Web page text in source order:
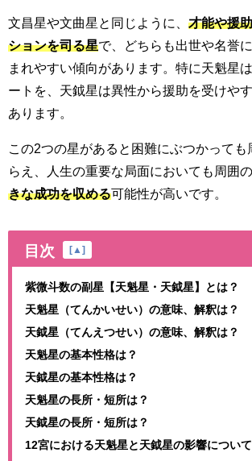
文昌星や文曲星と同じように、 才能や援
ションを司る星で、どちらも出世や名誉
まれやすい傾向があります。特に天魁星
ートを、天鉞星は異性から援助を受けや
あります。
この2つの星があると困難にぶつかっても
らえ、人生の重要な局面においても周囲の
きな成功を収める可能性が高いです。
目次 [ ▲ ]
紫微斗数の副星【天魁星・天鉞星】とは？
天魁星（てんかいせい）の意味、解釈は？
天鉞星（てんえつせい）の意味、解釈は？
天魁星の基本性格は？
天鉞星の基本性格は？
天魁星の長所・短所は？
天鉞星の長所・短所は？
12宮における天魁星と天鉞星の影響について